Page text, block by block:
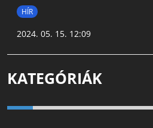
HÍR
2024. 05. 15. 12:09
KATEGÓRIÁK